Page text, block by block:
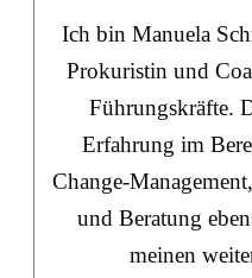
Ich bin Manuela
Prokuristin und
Führungskräfte.
Erfahrung im
Change-
und Beratung
meinen